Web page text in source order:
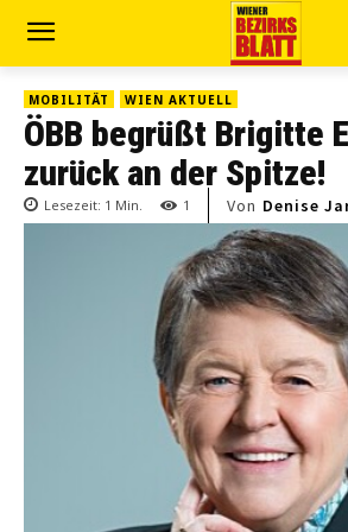
MOBILITÄT WIEN AKTUELL
ÖBB begrüßt Brigitte
zurück an der Spitze!
Lesezeit: 1 Min. 1 Von Denise